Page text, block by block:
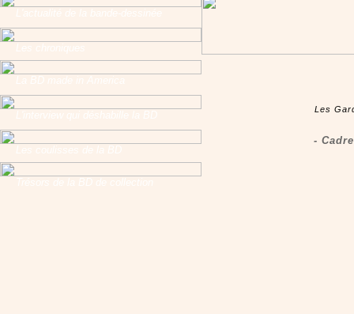
Les
-